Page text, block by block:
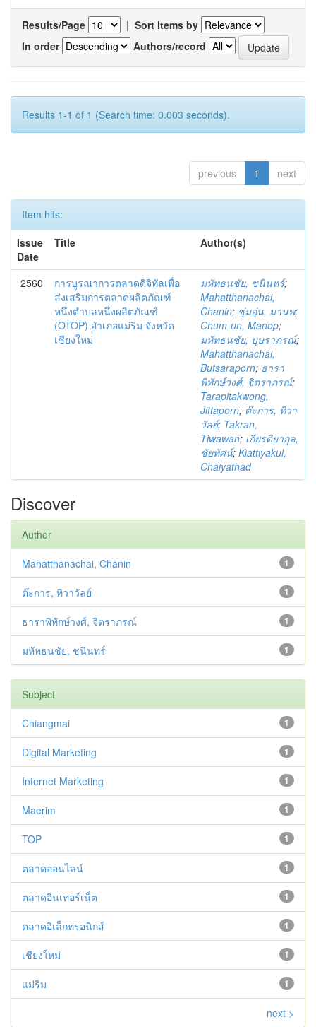
Results/Page | Sort items by
In order
Authors/record
Results 1-1 of 1 (Search time: 0.003 seconds).
previous 1 next
Item hits:
Issue
Date
Title Author(s)
2560
การบูรณาการตลาดดิจิทัลเพื่อ
ส่งเสริมการตลาดผลิตภัณฑ์
หนึ่งตำบลหนึ่งผลิตภัณฑ์
(OTOP) อำเภอแม่ริม จังหวัด
เชียงใหม่
มหัทธนชัย, ชนินทร์;
Mahatthanachai,
Chanin; ชุ่มอุ่น, มานพ;
Chum-un, Manop;
มหัทธนชัย, บุษราภรณ์;
Mahatthanachai,
Butsaraporn; ธารา
พิทักษ์วงศ์, จิตราภรณ์;
Tarapitakwong,
Jittaporn; ต๊ะการ, ทิวา
วัลย์; Takran,
Tiwawan; เกียรติยากุล,
ชัยทัศน์; Kiattiyakul,
Chaiyathad
Discover
Author
1
Mahatthanachai, Chanin
1
ต๊ะการ, ทิวาวัลย์
1
ธาราพิทักษ์วงศ์, จิตราภรณ์
1
มหัทธนชัย, ชนินทร์
Subject
1
Chiangmai
1
Digital Marketing
1
Internet Marketing
1
Maerim
1
TOP
1
ตลาดออนไลน์
1
ตลาดอินเทอร์เน็ต
1
ตลาดอิเล็กทรอนิกส์
1
เชียงใหม่
1
แม่ริม
next >